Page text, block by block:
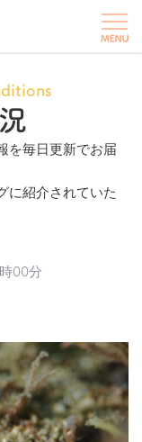
を毎日更新でお届
に紹介されていた
00分